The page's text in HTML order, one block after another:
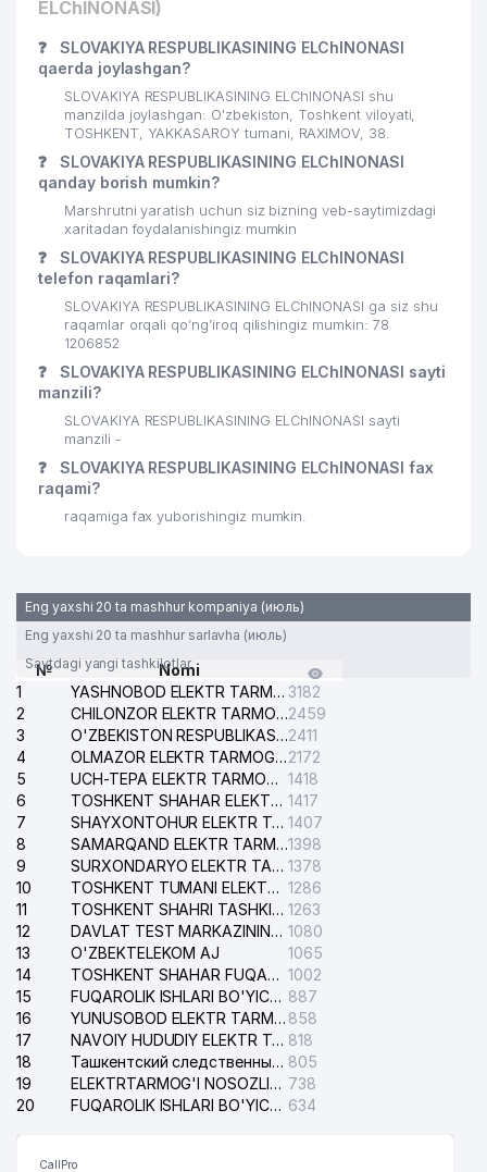
ELChINONASI)
❓
SLOVAKIYA RESPUBLIKASINING ELChINONASI
qaerda joylashgan?
SLOVAKIYA RESPUBLIKASINING ELChINONASI shu
manzilda joylashgan: O'zbekiston, Toshkent viloyati,
TOSHKENT, YAKKASAROY tumani, RAXIMOV, 38.
❓
SLOVAKIYA RESPUBLIKASINING ELChINONASI
qanday borish mumkin?
Marshrutni yaratish uchun siz bizning veb-saytimizdagi
xaritadan foydalanishingiz mumkin
❓
SLOVAKIYA RESPUBLIKASINING ELChINONASI
telefon raqamlari?
SLOVAKIYA RESPUBLIKASINING ELChINONASI ga siz shu
raqamlar orqali qo’ng’iroq qilishingiz mumkin: 78
1206852
❓
SLOVAKIYA RESPUBLIKASINING ELChINONASI sayti
manzili?
SLOVAKIYA RESPUBLIKASINING ELChINONASI sayti
manzili -
❓
SLOVAKIYA RESPUBLIKASINING ELChINONASI fax
raqami?
raqamiga fax yuborishingiz mumkin.
Eng yaxshi 20 ta mashhur kompaniya (июль)
Eng yaxshi 20 ta mashhur sarlavha (июль)
Saytdagi yangi tashkilotlar
№
Nomi
1
YASHNOBOD ELEKTR TARMOG'I NOSOZLIKLARI XIZMATI 3182
2
CHILONZOR ELEKTR TARMOG'I NOSOZLIK XIZMATI2459
3
O'ZBEKISTON RESPUBLIKASI BOSH PROKURATURASI ISHONCH TELEFONI2411
4
OLMAZOR ELEKTR TARMOG'I NOSOZLIKLARI XIZMATI2172
5
UCH-TEPA ELEKTR TARMOG'I NOSOZLIKLARI XIZMATI 1418
6
TOSHKENT SHAHAR ELEKTR TARMOQLARI KORXONASI AJ 1417
7
SHAYXONTOHUR ELEKTR TARMOG'I NOSOZLIKLARINI TUZATISH XIZMATI 1407
8
SAMARQAND ELEKTR TARMOQLARI AJ1398
9
SURXONDARYO ELEKTR TARMOQLARI AJ 1378
10
TOSHKENT TUMANI ELEKTR TARMOG'I AVARIYA XIZMATI 1286
11
TOSHKENT SHAHRI TASHKILOT TELEFONLARI HAQIDA MA'LUMOT BYUROSI 1263
12
DAVLAT TEST MARKAZINING ISHONCH TELEFONLARI 1080
13
O'ZBEKTELEKOM AJ
1065
14
TOSHKENT SHAHAR FUQAROLIK ISHLARI BO'YICHA SUDI 1002
15
FUQAROLIK ISHLARI BO'YICHA YAKKASAROY TUMANLARARO SUDI 887
16
YUNUSOBOD ELEKTR TARMOG'I NOSOZLIKLARI XIZMATI 858
17
NAVOIY HUDUDIY ELEKTR TARMOQLARI KORXONASI AJ 818
18
Ташкентский следственный изолятор 805
19
ELEKTRTARMOG'I NOSOZLIKLARINI TO'ZATISH SERGELI XIZMATI 738
20
FUQAROLIK ISHLARI BO'YICHA UCH-TEPA TUMANI SUDI 634
CallPro